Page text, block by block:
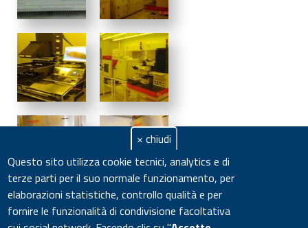
× chiudi
Questo sito utilizza cookie tecnici, analytics e di
terze parti per il suo normale funzionamento, per
elaborazioni statistiche, controllo qualità e per
fornire le funzionalità di condivisione facoltativa